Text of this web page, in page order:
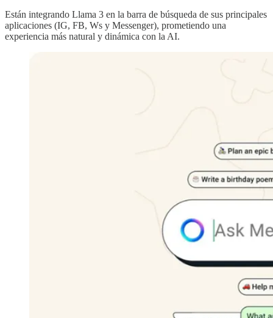
Están integrando Llama 3 en la barra de búsqueda de sus principales
aplicaciones (IG, FB, Ws y Messenger), prometiendo una
experiencia más natural y dinámica con la AI.